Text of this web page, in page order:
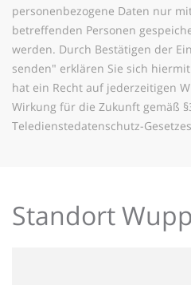
personenbezogene Daten nur
betreffenden Personen
werden. Durch Bestätigen der
senden" erklären Sie sich
hat ein Recht auf jederzeitigen
Wirkung für die Zukunft gemäß
Teledienstedatenschutz-Gesetzes
Standort